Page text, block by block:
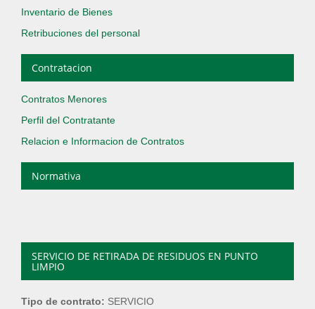
Inventario de Bienes
Retribuciones del personal
Contratacion
Contratos Menores
Perfil del Contratante
Relacion e Informacion de Contratos
Normativa
SERVICIO DE RETIRADA DE RESIDUOS EN PUNTO
LIMPIO
Tipo de contrato: SERVICIO